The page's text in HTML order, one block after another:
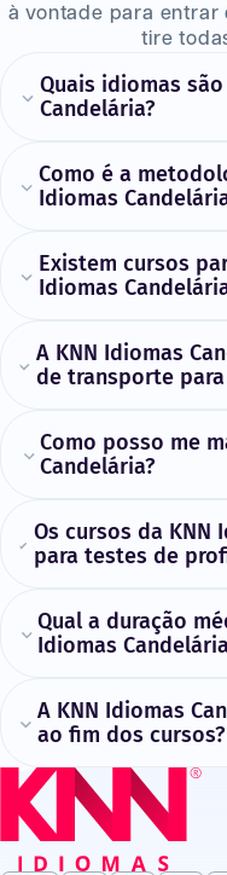
à vontade para entrar
tire
Quais idiomas
Candelária?
Como é a
Idiomas
Existem cursos
Idiomas
A KNN Idiomas
de transporte para
Como posso me
Candelária?
Os cursos da KNN
para testes de
Qual a duração
Idiomas
A KNN Idiomas
ao fim dos cursos?